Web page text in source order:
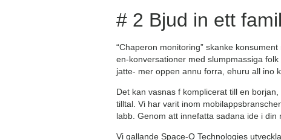
# 2 Bjud in ett
“Chaperon monitoring” skanke
en-konversationer med slumpmassiga
jatte- mer oppen annu forra, ehuru all ino
Det kan vasnas f komplicerat till en
tilltal. Vi har varit inom
labb. Genom att innefatta sadana ide i
Vi gallande Space-O Technologies